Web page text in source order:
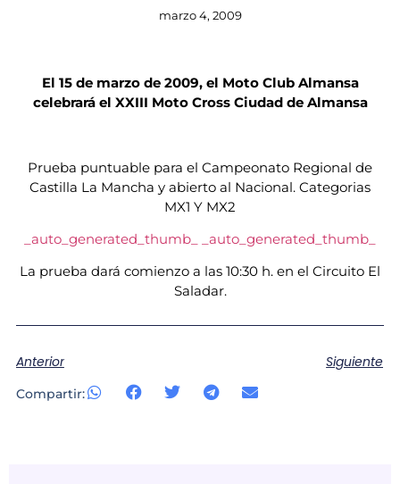
marzo 4, 2009
El 15 de marzo de 2009, el Moto Club Almansa
celebrará el XXIII Moto Cross Ciudad de Almansa
Prueba puntuable para el Campeonato Regional de
Castilla La Mancha y abierto al Nacional. Categorias
MX1 Y MX2
_auto_generated_thumb_
_auto_generated_thumb_
La prueba dará comienzo a las 10:30 h. en el Circuito El
Saladar.
Anterior Siguiente
Compartir: